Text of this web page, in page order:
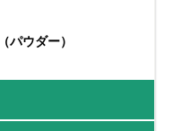
ウダー）